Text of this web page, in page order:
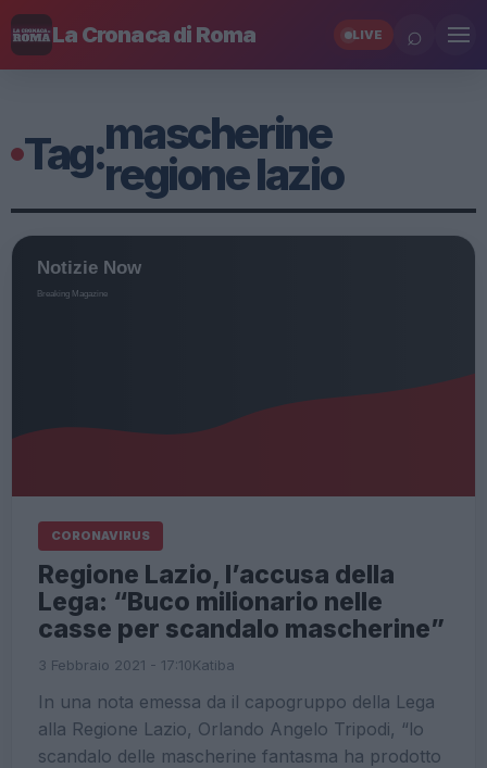
La Cronaca di Roma LIVE ⌕
Tag:mascherine
regione lazio
CORONAVIRUS
Regione Lazio, l’accusa della
Lega: “Buco milionario nelle
casse per scandalo mascherine”
3 Febbraio 2021 - 17:10Katiba
In una nota emessa da il capogruppo della Lega
alla Regione Lazio, Orlando Angelo Tripodi, “lo
scandalo delle mascherine fantasma ha prodotto